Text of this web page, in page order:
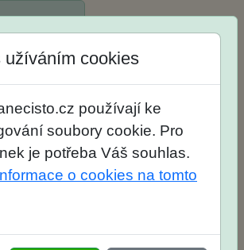
Košík
ohlasy
užíváním cookies
používají ke
soubory cookie. Pro
je potřeba Váš souhlas.
o cookies na tomto